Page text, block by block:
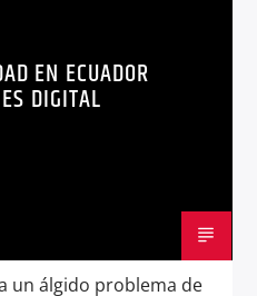
EN ECUADOR
DIGITAL
un álgido problema de